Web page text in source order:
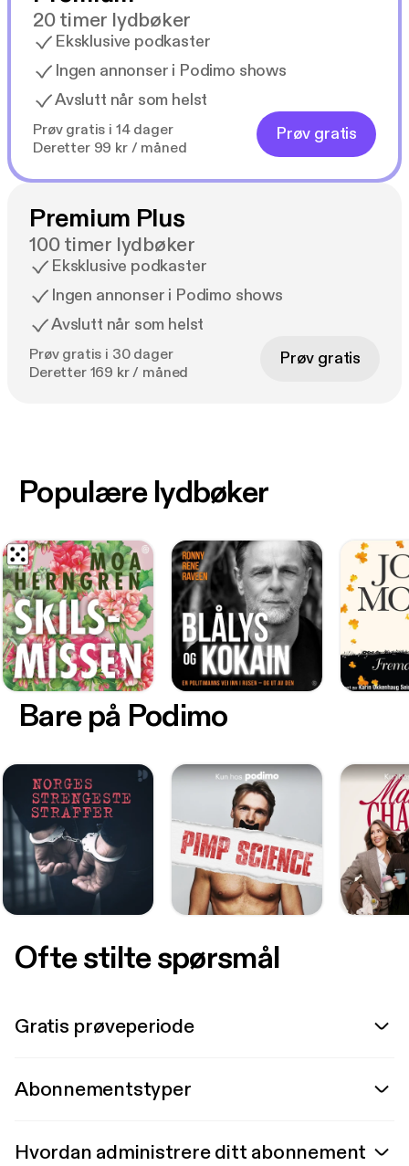
20 timer lydbøker
Eksklusive podkaster
Ingen annonser i Podimo shows
Avslutt når som helst
Prøv gratis i 14 dager
Deretter 99 kr / måned
Prøv gratis
Premium Plus
100 timer lydbøker
Eksklusive podkaster
Ingen annonser i Podimo shows
Avslutt når som helst
Prøv gratis i 30 dager
Deretter 169 kr / måned
Prøv gratis
Bare på Podimo
Populære lydbøker
Ofte stilte spørsmål
Gratis prøveperiode
Abonnementstyper
Hvordan administrere ditt abonnement